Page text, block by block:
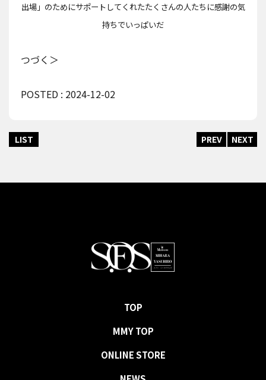
出場」のためにサポートしてくれたたくさんの人たちに感謝の気
持ちでいっぱいだ
つづく＞
POSTED : 2024-12-02
LIST PREV NEXT
TOP
MMY TOP
ONLINE STORE